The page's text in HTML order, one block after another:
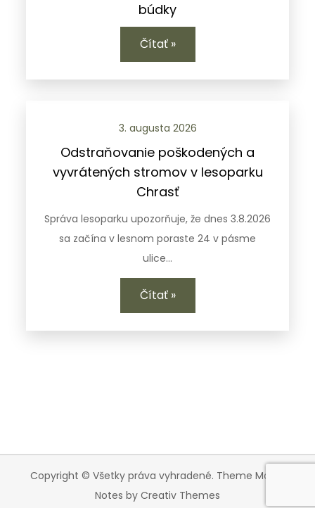
búdky
Čítať »
3. augusta 2026
Odstraňovanie poškodených a
vyvrátených stromov v lesoparku
Chrasť
Správa lesoparku upozorňuje, že dnes 3.8.2026
sa začína v lesnom poraste 24 v pásme
ulice…
Čítať »
Copyright © Všetky práva vyhradené. Theme Magic
Notes by Creativ Themes